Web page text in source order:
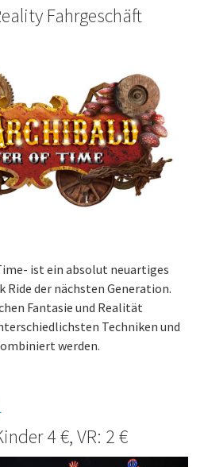
Fahrgeschäft
ist ein absolut neuartiges
Ride der nächsten Generation.
Fantasie und Realität
Techniken und
werden.
4 €, VR: 2 €